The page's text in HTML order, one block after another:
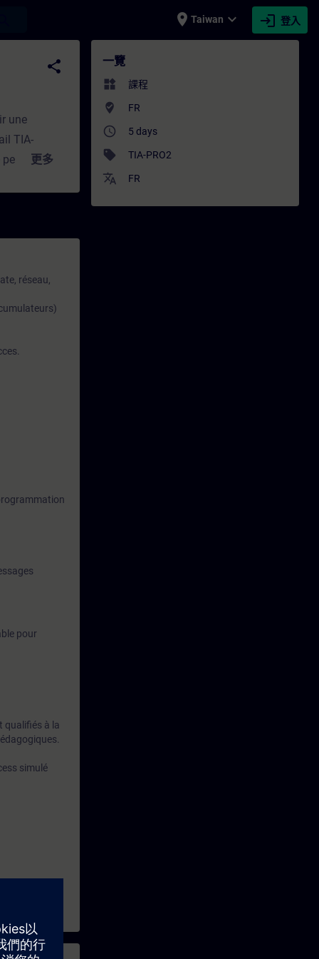
place Taiwan expand_more login 登入
業發展 | SITRAIN
share
une
TIA-
permet
CPF ⓘ Non
更多
réseau,
pour
qualifiés à la
simulé
一覽
widgets 課程
where_to_vote FR
access_time 5 days
sell TIA-PRO2
translate FR